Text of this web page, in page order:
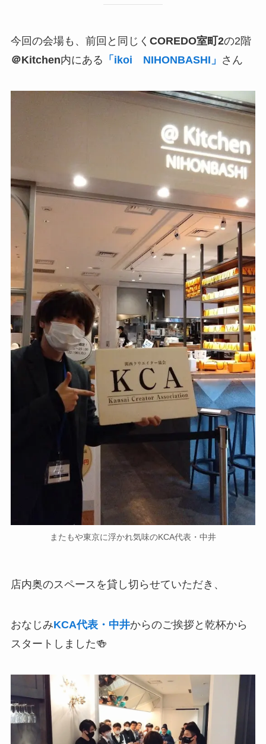
今回の会場も、前回と同じく COREDO室町2の2階
＠Kitchen内にある 「ikoi NIHONBASHI」 さん
またもや東京に浮かれ気味のKCA代表・中井
店内奥のスペースを貸し切らせていただき、
おなじみKCA代表・中井からのご挨拶と乾杯から
スタートしました🍻